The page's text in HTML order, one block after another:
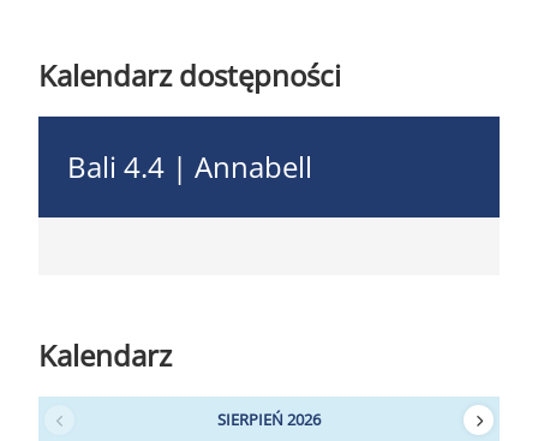
Kalendarz dostępności
Bali 4.4 | Annabell
Kalendarz
SIERPIEŃ 2026